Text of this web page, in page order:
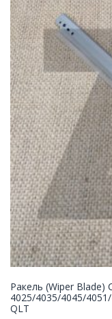
Ракель (Wiper Blade)
4025/4035/4045/
QLT